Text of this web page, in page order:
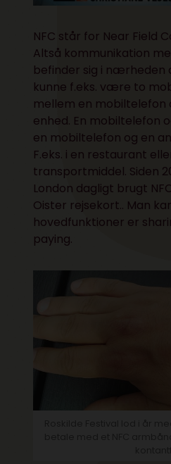
NFC står for Near Field
Altså kommunikation
befinder sig i nærheden
kunne f.eks. være to
mellem en mobiltelefon
enhed. En mobiltelefon
en mobiltelefon og en
F.eks. i en restaurant
transportmiddel. Siden
London dagligt brugt
Oister rejsekort.. Man
hovedfunktioner er
paying.